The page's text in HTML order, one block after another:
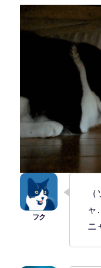
ャ
ニ